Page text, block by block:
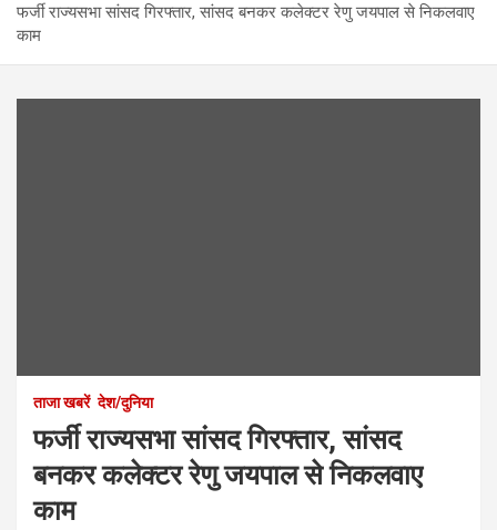
फर्जी राज्यसभा सांसद गिरफ्तार, सांसद बनकर कलेक्टर रेणु जयपाल से निकलवाए
काम
ताजा खबरें देश/दुनिया
फर्जी राज्यसभा सांसद गिरफ्तार, सांसद
बनकर कलेक्टर रेणु जयपाल से निकलवाए
काम